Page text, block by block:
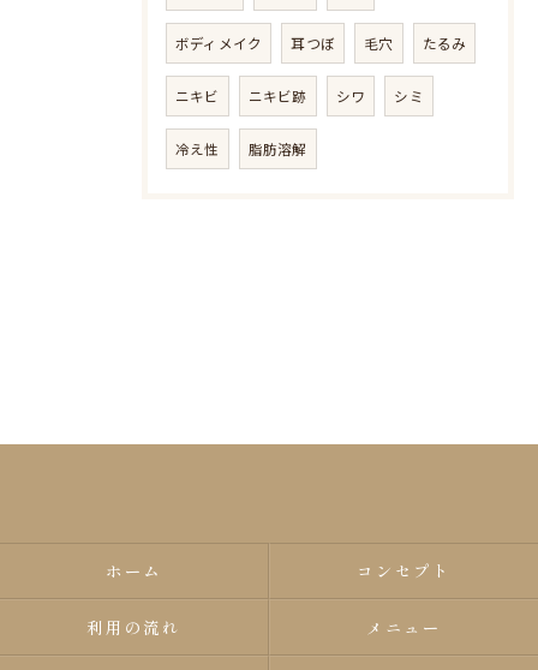
ボディメイク 耳つぼ 毛穴 たるみ
ニキビ ニキビ跡 シワ シミ
冷え性 脂肪溶解
ホーム コンセプト
利用の流れ メニュー